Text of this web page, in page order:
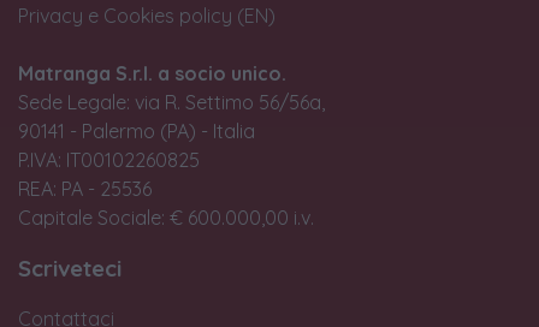
Privacy e Cookies policy (EN)
Matranga S.r.l. a socio unico.
Sede Legale: via R. Settimo 56/56a,
90141 - Palermo (PA) - Italia
P.IVA: IT00102260825
REA: PA - 25536
Capitale Sociale: € 600.000,00 i.v.
Scriveteci
Contattaci